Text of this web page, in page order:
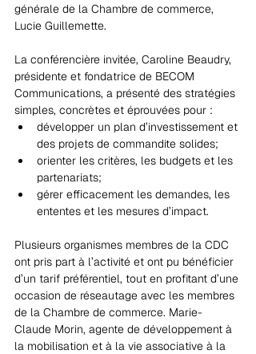
générale de la Chambre de commerce,
Lucie Guillemette.
La conférencière invitée, Caroline Beaudry,
présidente et fondatrice de BECOM
Communications, a présenté des stratégies
simples, concrètes et éprouvées pour :
développer un plan d’investissement et
des projets de commandite solides;
orienter les critères, les budgets et les
partenariats;
gérer efficacement les demandes, les
ententes et les mesures d’impact.
Plusieurs organismes membres de la CDC
ont pris part à l’activité et ont pu bénéficier
d’un tarif préférentiel, tout en profitant d’une
occasion de réseautage avec les membres
de la Chambre de commerce. Marie-
Claude Morin, agente de développement à
la mobilisation et à la vie associative à la